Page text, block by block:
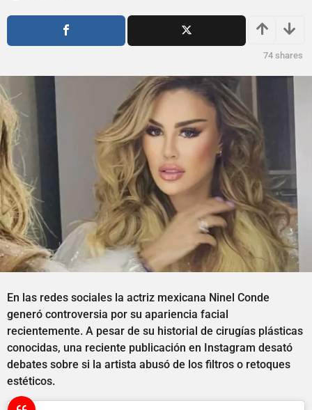
o
s
a
74 shares
En las redes sociales la actriz mexicana Ninel Conde
generó controversia por su apariencia facial
recientemente. A pesar de su historial de cirugías plásticas
conocidas, una reciente publicación en Instagram desató
debates sobre si la artista abusó de los filtros o retoques
estéticos.